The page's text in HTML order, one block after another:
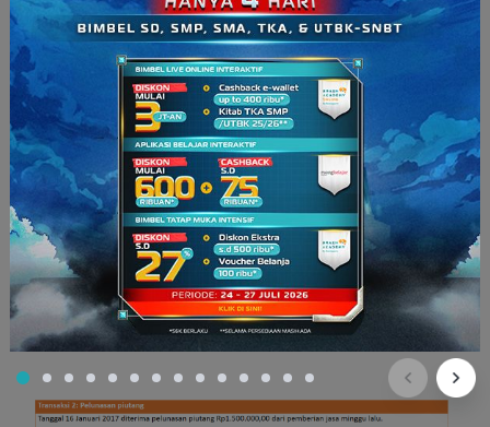
c.) Pencatatan transaksi harta dengan harta